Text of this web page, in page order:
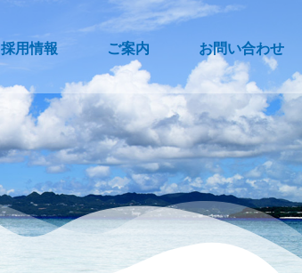
採用情報 ご案内 お問い合わせ